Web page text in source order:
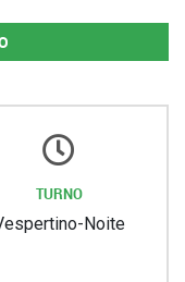
TURNO
Noite